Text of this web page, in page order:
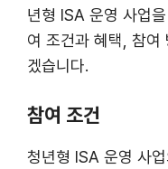
년형 ISA 운영 사업
여 조건과 혜택, 참여
겠습니다.
참여 조건
청년형 ISA 운영 사